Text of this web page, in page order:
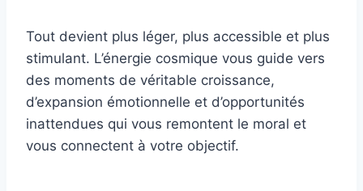
Tout devient plus léger, plus accessible et plus
stimulant. L’énergie cosmique vous guide vers
des moments de véritable croissance,
d’expansion émotionnelle et d’opportunités
inattendues qui vous remontent le moral et
vous connectent à votre objectif.